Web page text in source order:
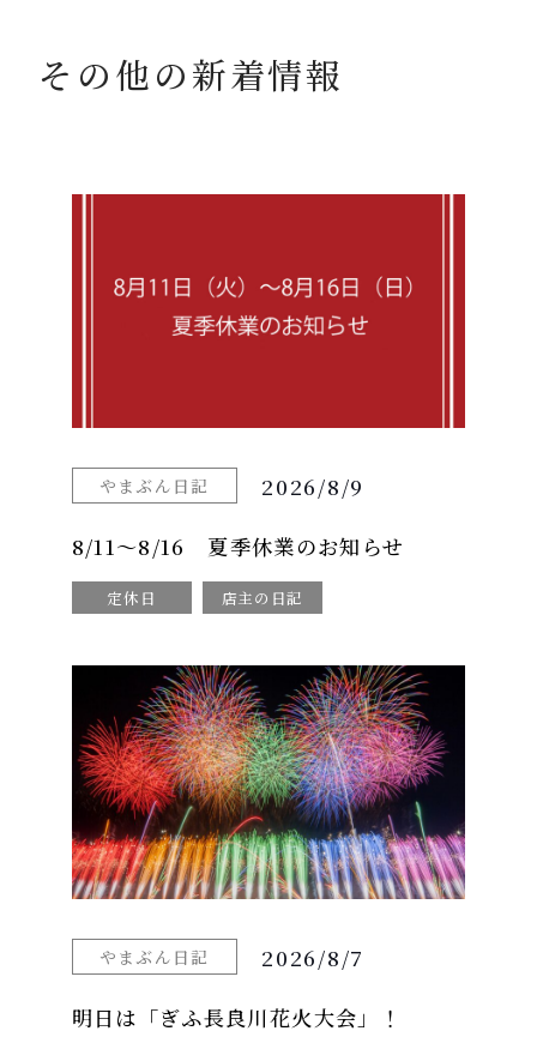
その他の新着情報
やまぶん日記 2026/8/9
8/11～8/16 夏季休業のお知らせ
定休日 店主の日記
やまぶん日記 2026/8/7
明日は「ぎふ長良川花火大会」！